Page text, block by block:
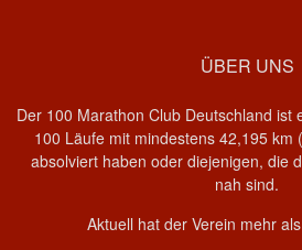
ÜBER UNS
Der 100 Marathon Club Deutschland ist
100 Läufe mit mindestens 42,195 km
absolviert haben oder diejenigen, die
nah sind.
Aktuell hat der Verein mehr